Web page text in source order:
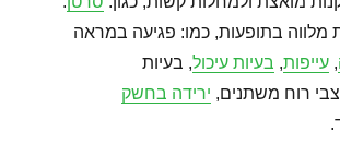
מלווה בתופעות, כמו: פגיעה במראה
,עייפות, בעיות עיכול, בעיות
רוח משתנים, ירידה בחשק